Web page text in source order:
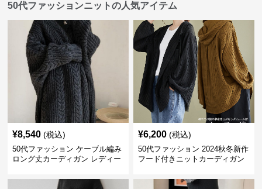
50代ファッションニットの人気アイテム
¥8,540 (税込)
50代ファッション ケーブル編み
ロング丈カーディガン レディー
¥6,200 (税込)
50代ファッション 2024秋冬新作
フード付きニットカーディガン